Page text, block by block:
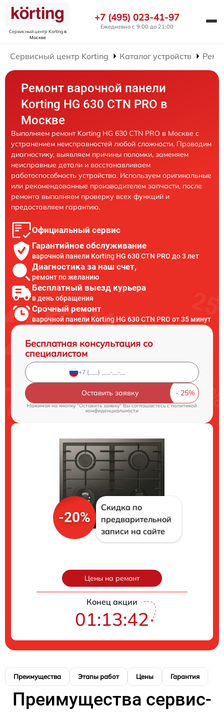
Сервисный центр Kortingв
Москве
+7 (495) 023-41-97
Ежедневно с 9:00 до 21:00
Сервисный центр Korting Каталог устройств
Ремонт варочной панели
Korting HG 630 CTN PRO в
Москве
Выполняем ремонт Korting HG 630 CTN PRO в Москве с
устранением неисправностей любой сложности. Проводим
диагностику, выявляем причины поломки, заменяем
неисправные детали и восстанавливаем
работоспособность устройства. Используем оригинальные
или рекомендованные производителем запчасти, после
ремонта выполняем проверку всех функций и
предоставляем гарантию.
Официальный сервис
Гарантийное обслуживание
варочной панели Korting HG 630 CTN PRO до 3 лет
Диагностика за наш счет,
ремонт по желанию
Бесплатный выезд курьера
в день обращения
Срочный ремонт
варочной панели Korting HG 630 CTN PRO от 35 минут
Бесплатная консультация со
специалистом
Оставить заявку
Нажимая на кнопку "Оставить заявку" Вы соглашаетесь cполитикой
конфиденциальности
-20%
Скидка по
предварительной
записи на сайте
Цены на ремонт
Конец акции
01:13:40
Преимущества Этапы работ Цены Гарантия
Преимущества сервис-